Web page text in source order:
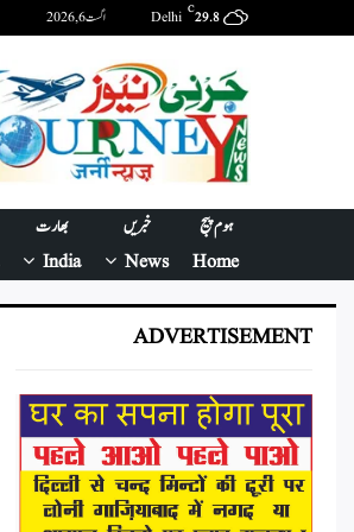
29.8
C
Delhi اگست 6, 2026
ہوم پیج
Home
خبریں
News
بھارت
India
ADVERTISEMENT